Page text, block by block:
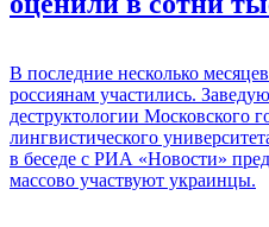
В последние несколько
россиянам участились.
деструктологии Московского
лингвистического
в беседе с РИА «Новости»
массово участвуют украинцы.